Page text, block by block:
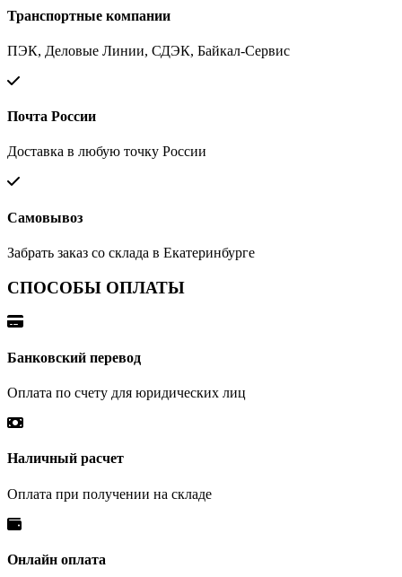
Транспортные компании
ПЭК, Деловые Линии, СДЭК, Байкал-Сервис
Почта России
Доставка в любую точку России
Самовывоз
Забрать заказ со склада в Екатеринбурге
СПОСОБЫ ОПЛАТЫ
Банковский перевод
Оплата по счету для юридических лиц
Наличный расчет
Оплата при получении на складе
Онлайн оплата